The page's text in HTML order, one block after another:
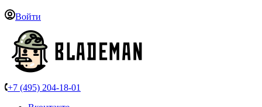
Войти
+7 (495) 204-18-01